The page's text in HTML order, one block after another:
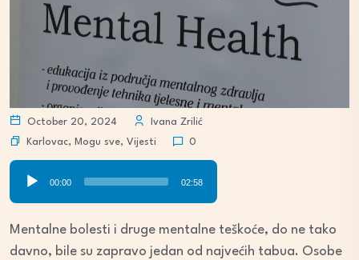
October 20, 2024
Ivana Zrilić
Karlovac, Mogu sve, Vijesti 0
00:00 02:58
Mentalne bolesti i druge mentalne teškoće, do ne tako
davno, bile su zapravo jedan od najvećih tabua. Osobe